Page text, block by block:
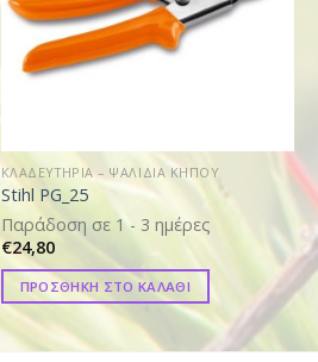
ΚΛΑΔΕΥΤΗΡΙΑ – ΨΑΛΙΔΙΑ ΚΗΠΟΥ
Stihl PG_25
Παράδοση σε 1 - 3 ημέρες
€24,80
ΠΡΟΣΘΗΚΗ ΣΤΟ ΚΑΛΑΘΙ